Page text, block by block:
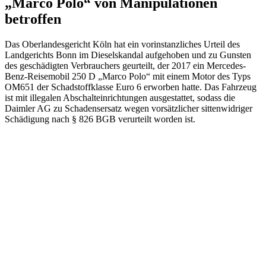
betroffen
Das Oberlandesgericht Köln hat ein vorinstanzliches Urteil des
Landgerichts Bonn im Dieselskandal aufgehoben und zu Gunsten
des geschädigten Verbrauchers geurteilt, der 2017 ein Mercedes-
Benz-Reisemobil 250 D „Marco Polo“ mit einem Motor des Typs
OM651 der Schadstoffklasse Euro 6 erworben hatte. Das Fahrzeug
ist mit illegalen Abschalteinrichtungen ausgestattet, sodass die
Daimler AG zu Schadensersatz wegen vorsätzlicher sittenwidriger
Schädigung nach § 826 BGB verurteilt worden ist.